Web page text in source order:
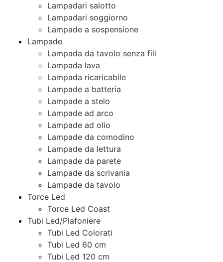
Lampadari salotto
Lampadari soggiorno
Lampade a sospensione
Lampade
Lampada da tavolo senza fili
Lampada lava
Lampada ricaricabile
Lampade a batteria
Lampade a stelo
Lampade ad arco
Lampade ad olio
Lampade da comodino
Lampade da lettura
Lampade da parete
Lampade da scrivania
Lampade da tavolo
Torce Led
Torce Led Coast
Tubi Led/Plafoniere
Tubi Led Colorati
Tubi Led 60 cm
Tubi Led 120 cm